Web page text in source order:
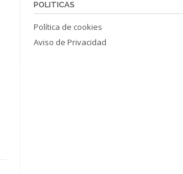
POLITICAS
Política de cookies
Aviso de Privacidad